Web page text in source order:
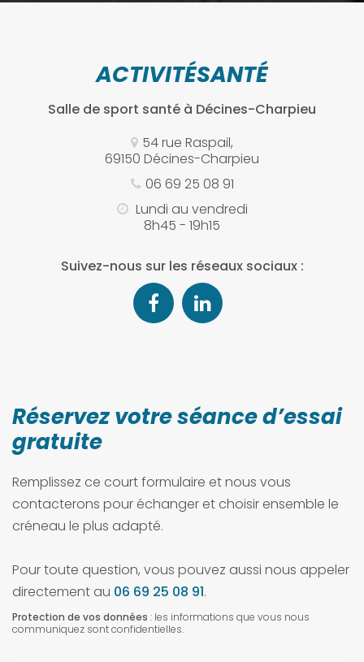
ACTIVITÉSANTÉ
Salle de sport santé à Décines-Charpieu
54 rue Raspail,
69150 Décines-Charpieu
06 69 25 08 91
Lundi au vendredi
8h45 - 19h15
Suivez-nous sur les réseaux sociaux :
Réservez votre séance d’essai
gratuite
Remplissez ce court formulaire et nous vous
contacterons pour échanger et choisir ensemble le
créneau le plus adapté.
Pour toute question, vous pouvez aussi nous appeler
directement au 06 69 25 08 91.
Protection de vos données : les informations que vous nous
communiquez sont confidentielles.